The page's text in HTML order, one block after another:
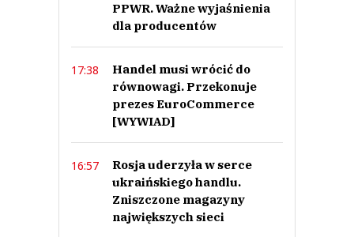
PPWR. Ważne wyjaśnienia
dla producentów
17:38
Handel musi wrócić do
równowagi. Przekonuje
prezes EuroCommerce
[WYWIAD]
16:57
Rosja uderzyła w serce
ukraińskiego handlu.
Zniszczone magazyny
największych sieci